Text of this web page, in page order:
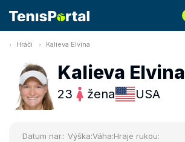
Hráči Kalieva Elvina
Kalieva Elvina
23 žena USA
Datum nar.: Výška:Váha:Hraje rukou: